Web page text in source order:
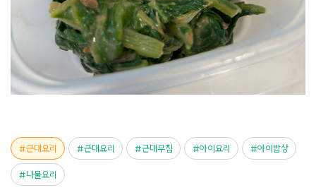
근대요리 근대요리 근대무침 아이요리 아이밥상
나물요리